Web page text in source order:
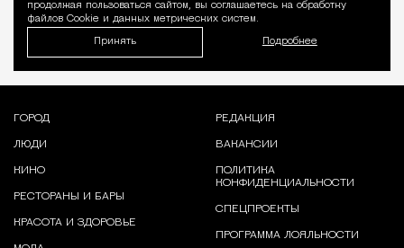
продолжая пользоваться сайтом, вы соглашаетесь на обработку
файлов Cookie и данных метрических систем.
Принять Подробнее
ГОРОД
ЛЮДИ
КИНО
РЕСТОРАНЫ И БАРЫ
КРАСОТА И ЗДОРОВЬЕ
РЕДАКЦИЯ
ВАКАНСИИ
ПОЛИТИКА
КОНФИДЕНЦИАЛЬНОСТИ
СПЕЦПРОЕКТЫ
ПРОГРАММА ЛОЯЛЬНОСТИ